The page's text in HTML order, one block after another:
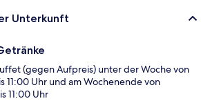
Unterkunft
(gegen Aufpreis) unter der Woche von
11:00 Uhr und am Wochenende von
11:00 Uhr